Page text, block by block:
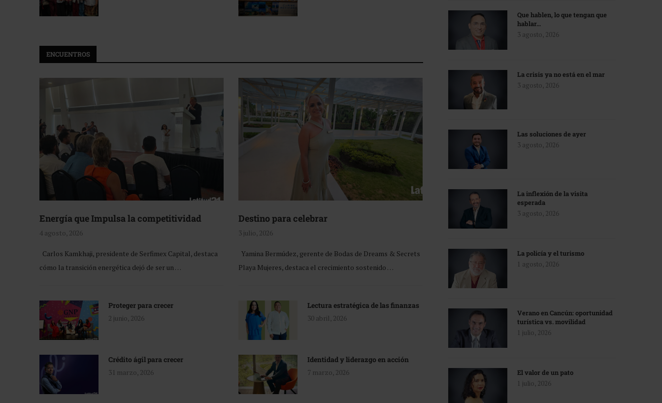
ENCUENTROS
Energía que Impulsa la competitividad
4 agosto, 2026
Carlos Kamkhaji, presidente de Serfimex Capital, destaca
cómo la transición energética dejó de ser un …
Destino para celebrar
3 julio, 2026
Yamina Bermúdez, gerente de Bodas de Dreams & Secrets
Playa Mujeres, destaca el crecimiento sostenido …
Proteger para crecer
2 junio, 2026
Lectura estratégica de las finanzas
30 abril, 2026
Crédito ágil para crecer
31 marzo, 2026
Identidad y liderazgo en acción
7 marzo, 2026
Que hablen, lo que tengan que
hablar…
3 agosto, 2026
La crisis ya no está en el mar
3 agosto, 2026
Las soluciones de ayer
3 agosto, 2026
La inflexión de la visita
esperada
3 agosto, 2026
La policía y el turismo
1 agosto, 2026
Verano en Cancún: oportunidad
turística vs. movilidad
1 julio, 2026
El valor de un pato
1 julio, 2026